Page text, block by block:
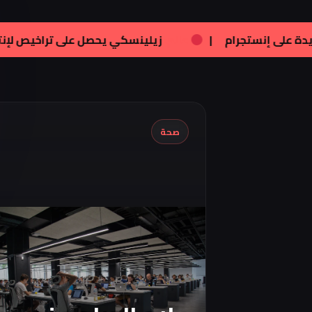
فنون:تامر هجرس يشارك بصورته الجديدة على إنستجرام
صحة